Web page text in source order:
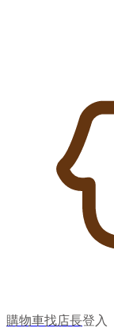
購物車找店長登入